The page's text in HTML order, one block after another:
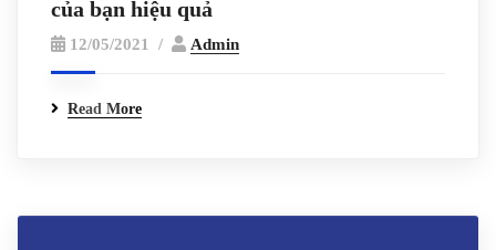
của bạn hiệu quả
12/05/2021 Admin
Read More